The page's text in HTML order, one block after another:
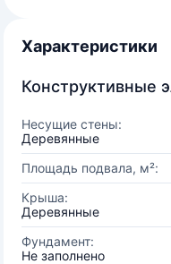
Характеристики
Конструктивные
Несущие стены:
Деревянные
Площадь подвала, м²:
Крыша:
Деревянные
Фундамент:
Не заполнено